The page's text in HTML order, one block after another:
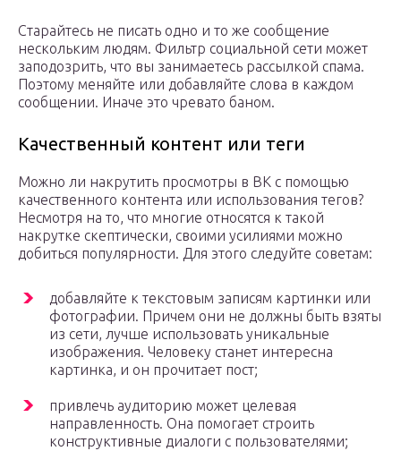
Старайтесь не писать одно и то же сообщение
нескольким людям. Фильтр социальной сети может
заподозрить, что вы занимаетесь рассылкой спама.
Поэтому меняйте или добавляйте слова в каждом
сообщении. Иначе это чревато баном.
Качественный контент или теги
Можно ли накрутить просмотры в ВК с помощью
качественного контента или использования тегов?
Несмотря на то, что многие относятся к такой
накрутке скептически, своими усилиями можно
добиться популярности. Для этого следуйте советам:
добавляйте к текстовым записям картинки или
фотографии. Причем они не должны быть взяты
из сети, лучше использовать уникальные
изображения. Человеку станет интересна
картинка, и он прочитает пост;
привлечь аудиторию может целевая
направленность. Она помогает строить
конструктивные диалоги с пользователями;